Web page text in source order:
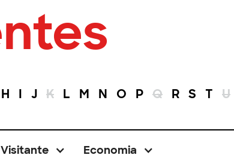
H I J K L M N O P Q R S T U
Economia